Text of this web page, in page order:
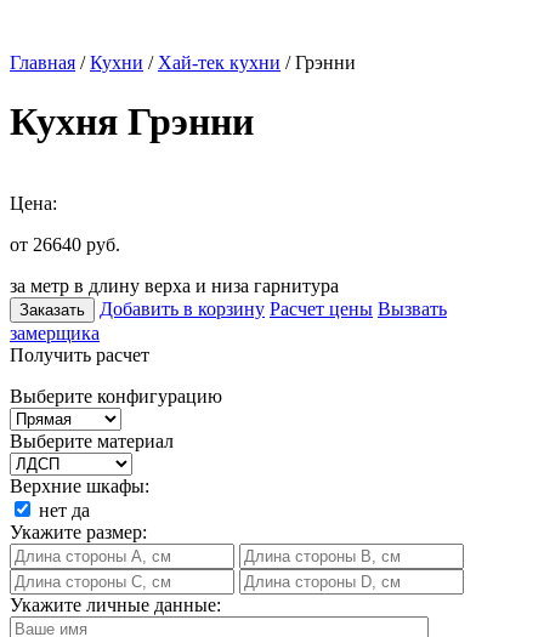
Главная /Кухни / Хай-тек кухни / Грэнни
Кухня Грэнни
Цена:
от 26640 руб.
за метр в длину верха и низа гарнитура
Заказать Добавить в корзину Расчет цены Вызвать
замерщика
Получить расчет
Выберите конфигурацию
Выберите материал
Верхние шкафы:
нет да
Укажите размер:
Укажите личные данные: